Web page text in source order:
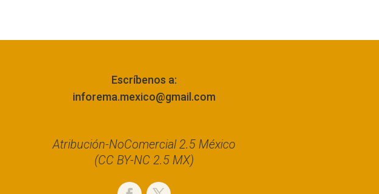
Escríbenos a:
inforema.mexico@gmail.com
Atribución-NoComercial 2.5 México
(CC BY-NC 2.5 MX)